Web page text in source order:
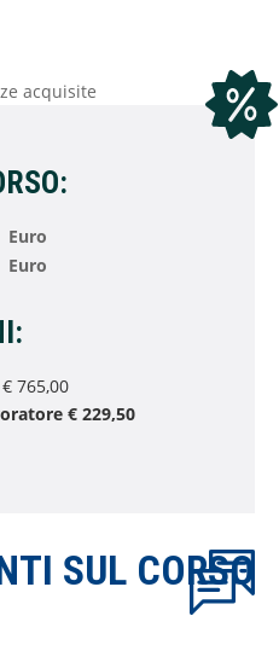
acquisite
Euro
Euro
765,00
€ 229,50
SUL CORSO